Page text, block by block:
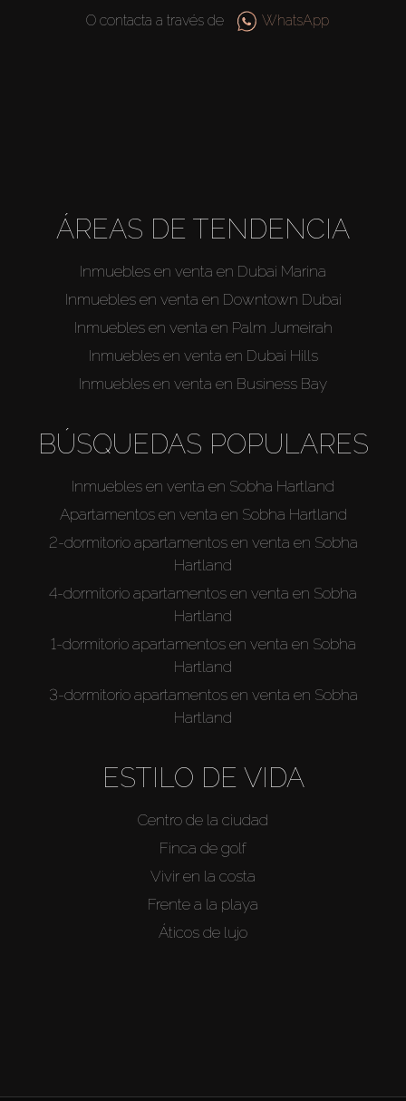
Sobre PlanoO contacta a través de WhatsApp
ÁREAS DE TENDENCIA
Inmuebles en venta en Dubai Marina
Inmuebles en venta en Downtown Dubai
Inmuebles en venta en Palm Jumeirah
Inmuebles en venta en Dubai Hills
Inmuebles en venta en Business Bay
BÚSQUEDAS POPULARES
Inmuebles en venta en Sobha Hartland
Apartamentos en venta en Sobha Hartland
2-dormitorio apartamentos en venta en Sobha
Hartland
4-dormitorio apartamentos en venta en Sobha
Hartland
1-dormitorio apartamentos en venta en Sobha
Hartland
3-dormitorio apartamentos en venta en Sobha
Hartland
ESTILO DE VIDA
Centro de la ciudad
Finca de golf
Vivir en la costa
Frente a la playa
Áticos de lujo